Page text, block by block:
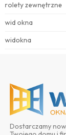
rolety zewnętrzne
wid okna
widokna
Dostarczamy